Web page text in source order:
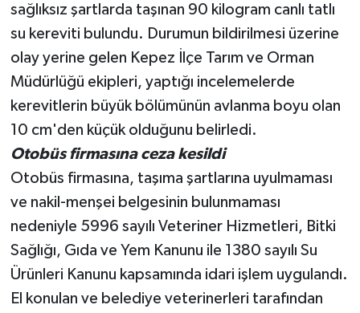
sağlıksız şartlarda taşınan 90 kilogram canlı tatlı
su kereviti bulundu. Durumun bildirilmesi üzerine
olay yerine gelen Kepez İlçe Tarım ve Orman
Müdürlüğü ekipleri, yaptığı incelemelerde
kerevitlerin büyük bölümünün avlanma boyu olan
10 cm'den küçük olduğunu belirledi.
Otobüs firmasına ceza kesildi
Otobüs firmasına, taşıma şartlarına uyulmaması
ve nakil-menşei belgesinin bulunmaması
nedeniyle 5996 sayılı Veteriner Hizmetleri, Bitki
Sağlığı, Gıda ve Yem Kanunu ile 1380 sayılı Su
Ürünleri Kanunu kapsamında idari işlem uygulandı.
El konulan ve belediye veterinerleri tarafından
Yaşam